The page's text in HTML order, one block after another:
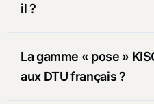
il ?
La gamme « pose »
aux DTU français ?